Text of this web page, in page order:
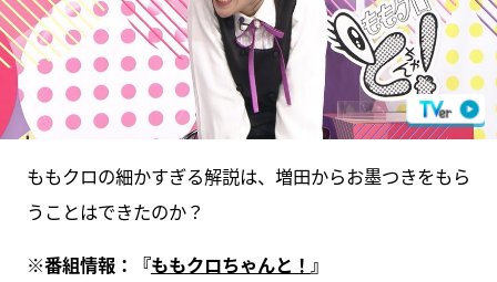
ももクロの細かすぎる解説は、増田からお墨つきをもら
うことはできたのか？
※番組情報：『ももクロちゃんと！ 』